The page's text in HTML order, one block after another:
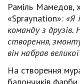
Раміль Мамедов,
«Spraynation»:«Я
команду з
створення,
він набрав
На створення
балончиків фарби